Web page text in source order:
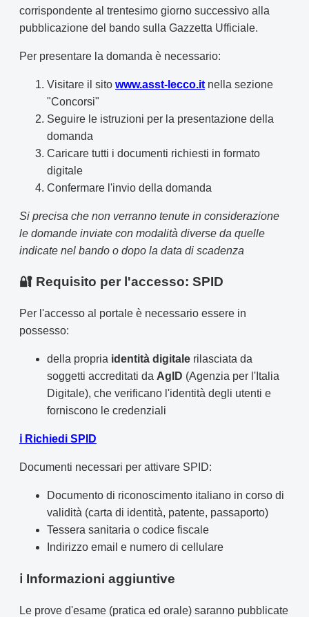
corrispondente al trentesimo giorno successivo alla
pubblicazione del bando sulla Gazzetta Ufficiale.
Per presentare la domanda è necessario:
Visitare il sito www.asst-lecco.it nella sezione
"Concorsi"
Seguire le istruzioni per la presentazione della
domanda
Caricare tutti i documenti richiesti in formato
digitale
Confermare l'invio della domanda
Si precisa che non verranno tenute in considerazione
le domande inviate con modalità diverse da quelle
indicate nel bando o dopo la data di scadenza
🔐 Requisito per l'accesso: SPID
Per l'accesso al portale è necessario essere in
possesso:
della propria identità digitale rilasciata da
soggetti accreditati da AgID (Agenzia per l'Italia
Digitale), che verificano l'identità degli utenti e
forniscono le credenziali
ℹ️ Richiedi SPID
Documenti necessari per attivare SPID:
Documento di riconoscimento italiano in corso di
validità (carta di identità, patente, passaporto)
Tessera sanitaria o codice fiscale
Indirizzo email e numero di cellulare
ℹ️ Informazioni aggiuntive
Le prove d'esame (pratica ed orale) saranno pubblicate